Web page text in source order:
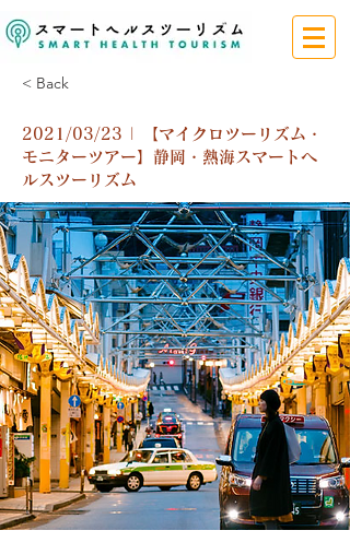
< Back
2021/03/23 | 【マイクロツーリズム・
モニターツアー】静岡・熱海スマートヘ
ルスツーリズム